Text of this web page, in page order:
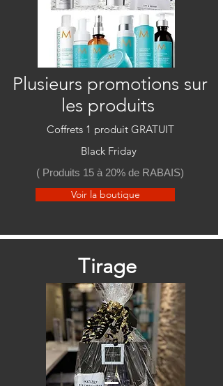
Plusieurs promotions sur
les produits
Coffrets 1 produit GRATUIT
Black Friday
( Produits 15 à 20% de RABAIS)
Voir la boutique
Tirage